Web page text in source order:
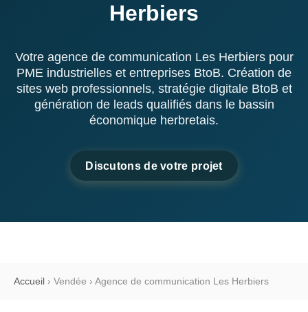
Herbiers
Votre agence de communication Les Herbiers pour
PME industrielles et entreprises BtoB. Création de
sites web professionnels, stratégie digitale BtoB et
génération de leads qualifiés dans le bassin
économique herbretais.
Discutons de votre projet
Accueil › Vendée › Agence de communication Les Herbiers